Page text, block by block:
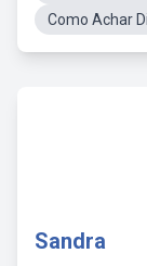
Como Achar
Sandra